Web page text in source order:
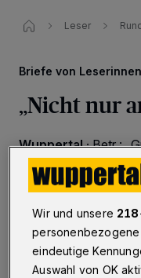
Leser
Briefe von
„Nicht nur
Wuppertal·Betr.:
Vorgarten“,
04.11.2025 , 09:30 Uhr
Wir und unsere 218
eindeutige
Auswahl von OK